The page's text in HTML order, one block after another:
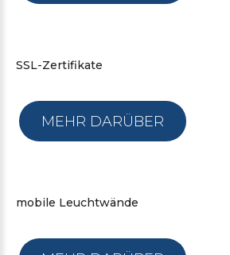
SSL-Zertifikate
MEHR DARÜBER
mobile Leuchtwände